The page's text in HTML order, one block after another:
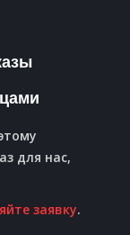
для нас,
заявку.